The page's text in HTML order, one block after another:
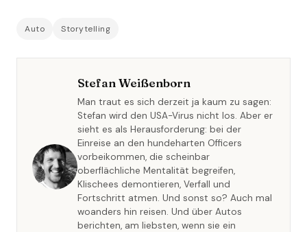
Auto Storytelling
Stefan Weißenborn
Man traut es sich derzeit ja kaum zu sagen:
Stefan wird den USA-Virus nicht los. Aber er
sieht es als Herausforderung: bei der
Einreise an den hundeharten Officers
vorbeikommen, die scheinbar
oberflächliche Mentalität begreifen,
Klischees demontieren, Verfall und
Fortschritt atmen. Und sonst so? Auch mal
woanders hin reisen. Und über Autos
berichten, am liebsten, wenn sie ein